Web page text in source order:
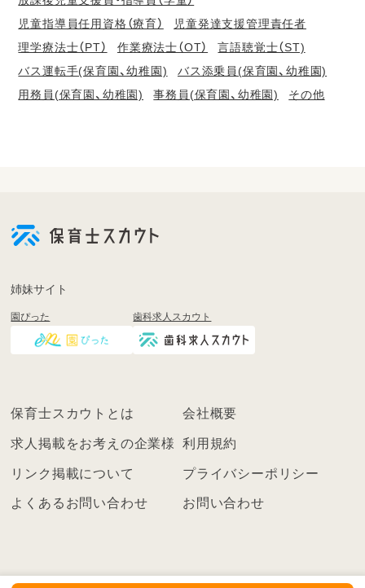
児童指導員任用資格（療育）
児童発達支援管理責任者
理学療法士（PT）
作業療法士（OT）
言語聴覚士（ST)
バス運転手(保育園、幼稚園)
バス添乗員(保育園、幼稚園)
用務員(保育園、幼稚園)
事務員(保育園、幼稚園) その他
登
く
ン
こ
姉妹サイト
園ぴった 歯科求人スカウト
保育士スカウトとは 会社概要
求人掲載をお考えの企業様 利用規約
リンク掲載について プライバシーポリシー
よくあるお問い合わせ お問い合わせ